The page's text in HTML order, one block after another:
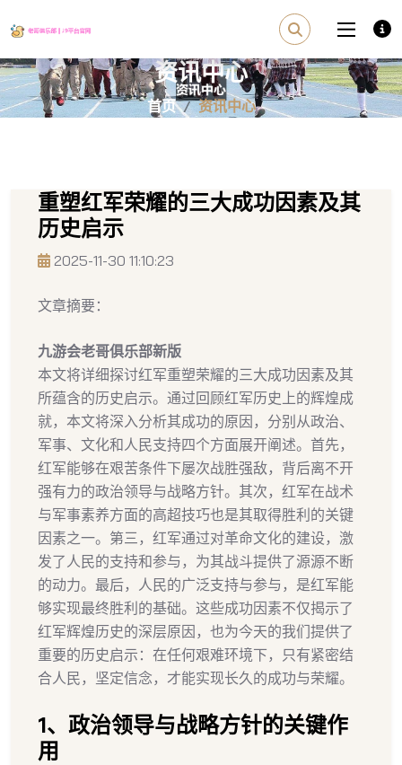
资讯中心
首页 资讯中心
重塑红军荣耀的三大成功因素及其
历史启示
2025-11-30 11:10:23
文章摘要：
九游会老哥俱乐部新版
本文将详细探讨红军重塑荣耀的三大成功因素及其
所蕴含的历史启示。通过回顾红军历史上的辉煌成
就，本文将深入分析其成功的原因，分别从政治、
军事、文化和人民支持四个方面展开阐述。首先，
红军能够在艰苦条件下屡次战胜强敌，背后离不开
强有力的政治领导与战略方针。其次，红军在战术
与军事素养方面的高超技巧也是其取得胜利的关键
因素之一。第三，红军通过对革命文化的建设，激
发了人民的支持和参与，为其战斗提供了源源不断
的动力。最后，人民的广泛支持与参与，是红军能
够实现最终胜利的基础。这些成功因素不仅揭示了
红军辉煌历史的深层原因，也为今天的我们提供了
重要的历史启示：在任何艰难环境下，只有紧密结
合人民，坚定信念，才能实现长久的成功与荣耀。
1、政治领导与战略方针的关键作
用